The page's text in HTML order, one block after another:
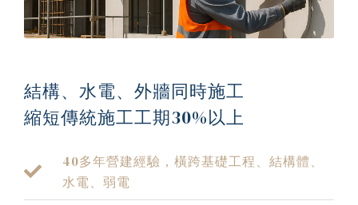
結構、水電、外牆同時施工
縮短傳統施工工期30%以上
40多年營建經驗，橫跨基礎工程、結構體、
水電、弱電